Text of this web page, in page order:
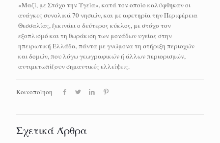
«Μαζί, με Στόχο την Υγεία», κατά τον οποίο καλύφθηκαν οι
ανάγκες συνολικά 70 νησιών, και με αφετηρία την Περιφέρεια
Θεσσαλίας, ξεκινάει ο δεύτερος κύκλος, με στόχο τον
εξοπλισμό και τη θωράκιση των μονάδων υγείας στην
ηπειρωτική Ελλάδα, πάντα με γνώμονα τη στήριξη περιοχών
και δομών, που λόγω γεωγραφικών ή άλλων περιορισμών,
αντιμετωπίζουν σημαντικές ελλείψεις.
Κοινοποίηση
Σχετικά Άρθρα